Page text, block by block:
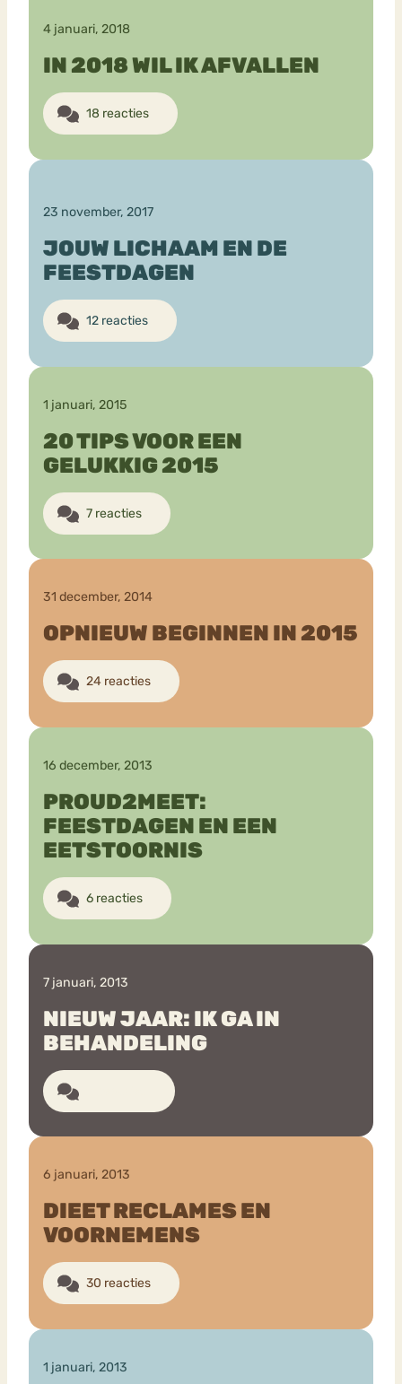
4 januari, 2018
IN 2018 WIL IK AFVALLEN
18 reacties
23 november, 2017
JOUW LICHAAM EN DE
FEESTDAGEN
12 reacties
1 januari, 2015
20 TIPS VOOR EEN
GELUKKIG 2015
7 reacties
31 december, 2014
OPNIEUW BEGINNEN IN 2015
24 reacties
16 december, 2013
PROUD2MEET:
FEESTDAGEN EN EEN
EETSTOORNIS
6 reacties
7 januari, 2013
NIEUW JAAR: IK GA IN
BEHANDELING
6 januari, 2013
DIEET RECLAMES EN
VOORNEMENS
30 reacties
1 januari, 2013